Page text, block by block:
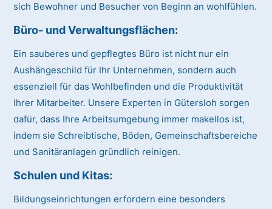
sich Bewohner und Besucher von Beginn an wohlfühlen.
Büro- und Verwaltungsflächen:
Ein sauberes und gepflegtes Büro ist nicht nur ein
Aushängeschild für Ihr Unternehmen, sondern auch
essenziell für das Wohlbefinden und die Produktivität
Ihrer Mitarbeiter. Unsere Experten in Gütersloh sorgen
dafür, dass Ihre Arbeitsumgebung immer makellos ist,
indem sie Schreibtische, Böden, Gemeinschaftsbereiche
und Sanitäranlagen gründlich reinigen.
Schulen und Kitas:
Bildungseinrichtungen erfordern eine besonders